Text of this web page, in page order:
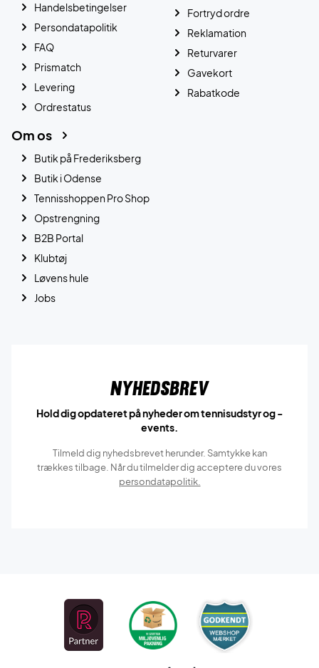
Handelsbetingelser
Persondatapolitik
FAQ
Prismatch
Levering
Ordrestatus
Fortryd ordre
Reklamation
Returvarer
Gavekort
Rabatkode
Om os
Butik på Frederiksberg
Butik i Odense
Tennisshoppen Pro Shop
Opstrengning
B2B Portal
Klubtøj
Løvens hule
Jobs
Nyhedsbrev
Hold dig opdateret på nyheder om tennisudstyr og -
events.
Tilmeld dig nyhedsbrevet herunder. Samtykke kan
trækkes tilbage. Når du tilmelder dig acceptere du vores
persondatapolitik.